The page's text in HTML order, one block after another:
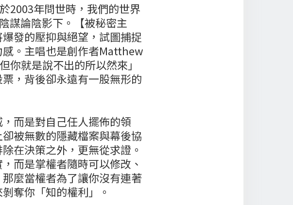
2003年問世時，我們的世界
謀論陰影下。【被秘密主
發的壓抑與絕望，試圖捕捉
。主唱也是創作者Matthew
就是說不出的所以然來」
，背後卻永遠有一股無形的
而是對自己任人擺佈的領
被無數的隱藏檔案與幕後協
在決策之外，更無從求證。
而是掌權者隨時可以修改、
麼當權者為了讓你沒有連著
奪你「知的權利」。